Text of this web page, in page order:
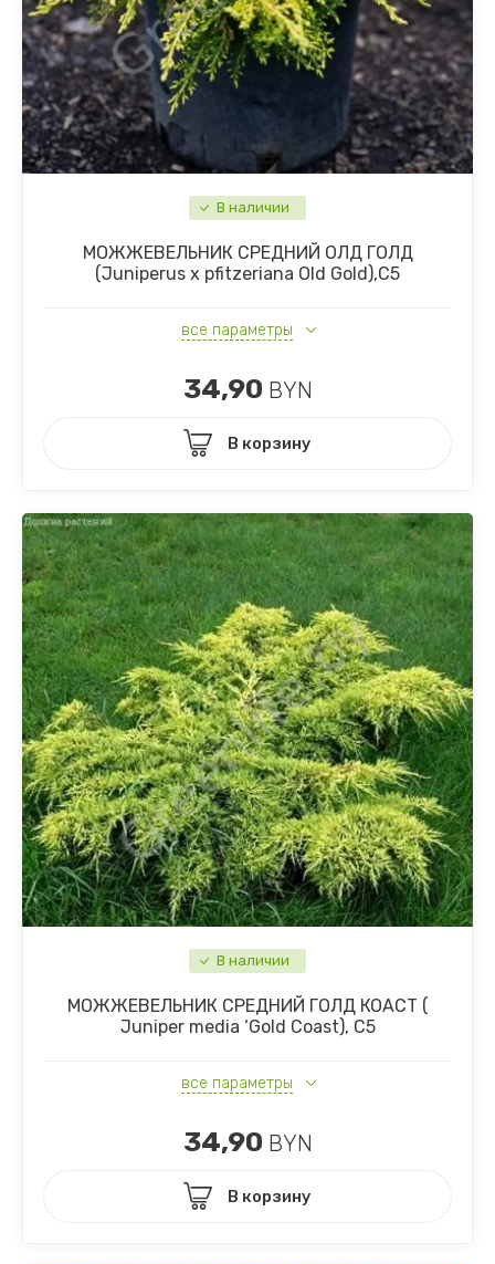
В наличии
МОЖЖЕВЕЛЬНИК СРЕДНИЙ ОЛД ГОЛД
(Juniperus x pfitzeriana Old Gold),С5
все параметры
34,90 BYN
В корзину
В наличии
МОЖЖЕВЕЛЬНИК СРЕДНИЙ ГОЛД КОАСТ (
Juniper media ‘Gold Coast), С5
все параметры
34,90 BYN
В корзину